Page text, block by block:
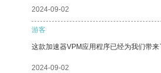
2024-09-02
游客
这款加速器VPM应用程序已经为我们带来
2024-09-02